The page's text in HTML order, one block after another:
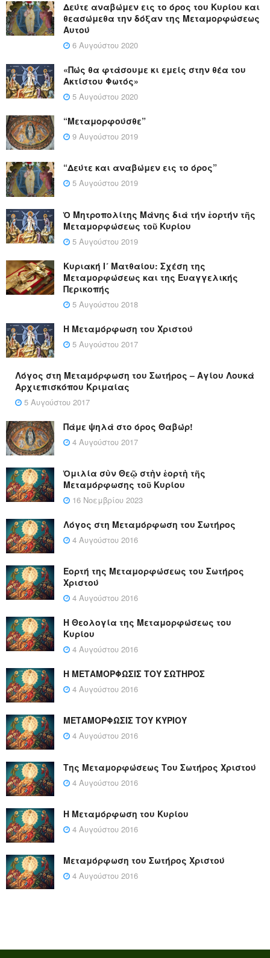
Δεύτε αναβώμεν εις το όρος του Κυρίου και
θεασώμεθα την δόξαν της Μεταμορφώσεως
Αυτού
6 Αυγούστου 2020
«Πώς θα φτάσουμε κι εμείς στην θέα του
Ακτίστου Φωτός»
5 Αυγούστου 2020
“Μεταμορφούσθε”
9 Αυγούστου 2019
“Δεύτε και αναβώμεν εις το όρος”
5 Αυγούστου 2019
Ὁ Μητροπολίτης Μάνης διά τήν ἑορτήν τῆς
Μεταμορφώσεως τοῦ Κυρίου
5 Αυγούστου 2019
Κυριακή Ι´ Ματθαίου: Σχέση της
Μεταμορφώσεως και της Ευαγγελικής
Περικοπής
5 Αυγούστου 2018
Η Μεταμόρφωση του Χριστού
5 Αυγούστου 2017
Λόγος στη Μεταμόρφωση του Σωτήρος – Αγίου Λουκά
Αρχιεπισκόπου Κριμαίας
5 Αυγούστου 2017
Πάμε ψηλά στο όρος Θαβώρ!
4 Αυγούστου 2017
Ὁμιλία σὺν Θεῷ στὴν ἑορτὴ τῆς
Μεταμόρφωσης τοῦ Κυρίου
16 Νοεμβρίου 2023
Λόγος στη Μεταμόρφωση του Σωτήρος
4 Αυγούστου 2016
Εορτή της Μεταμορφώσεως του Σωτήρος
Χριστού
4 Αυγούστου 2016
Η Θεολογία της Μεταμορφώσεως του
Κυρίου
4 Αυγούστου 2016
Η ΜΕΤΑΜΟΡΦΩΣΙΣ ΤΟΥ ΣΩΤΗΡΟΣ
4 Αυγούστου 2016
ΜΕΤΑΜΟΡΦΩΣΙΣ ΤΟΥ ΚΥΡΙΟΥ
4 Αυγούστου 2016
Της Μεταμορφώσεως Του Σωτήρος Χριστού
4 Αυγούστου 2016
Η Μεταμόρφωση του Κυρίου
4 Αυγούστου 2016
Μεταμόρφωση του Σωτήρος Χριστού
4 Αυγούστου 2016